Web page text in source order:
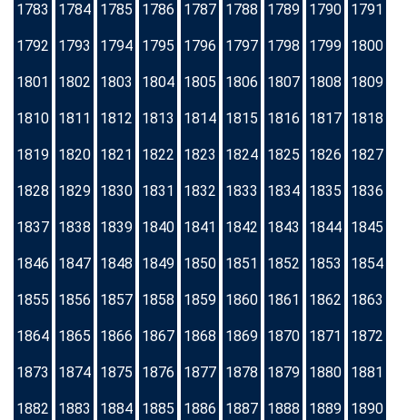
1783 1784 1785 1786 1787 1788 1789 1790 1791
1792 1793 1794 1795 1796 1797 1798 1799 1800
1801 1802 1803 1804 1805 1806 1807 1808 1809
1810 1811 1812 1813 1814 1815 1816 1817 1818
1819 1820 1821 1822 1823 1824 1825 1826 1827
1828 1829 1830 1831 1832 1833 1834 1835 1836
1837 1838 1839 1840 1841 1842 1843 1844 1845
1846 1847 1848 1849 1850 1851 1852 1853 1854
1855 1856 1857 1858 1859 1860 1861 1862 1863
1864 1865 1866 1867 1868 1869 1870 1871 1872
1873 1874 1875 1876 1877 1878 1879 1880 1881
1882 1883 1884 1885 1886 1887 1888 1889 1890